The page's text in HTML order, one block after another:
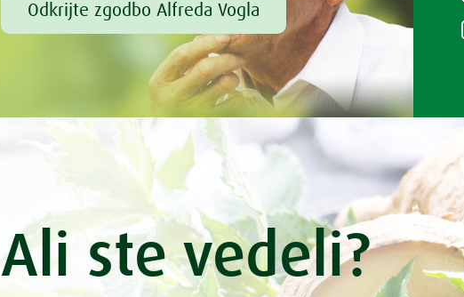
Odkrijte zgodbo Alfreda Vogla
Ali ste vedeli?